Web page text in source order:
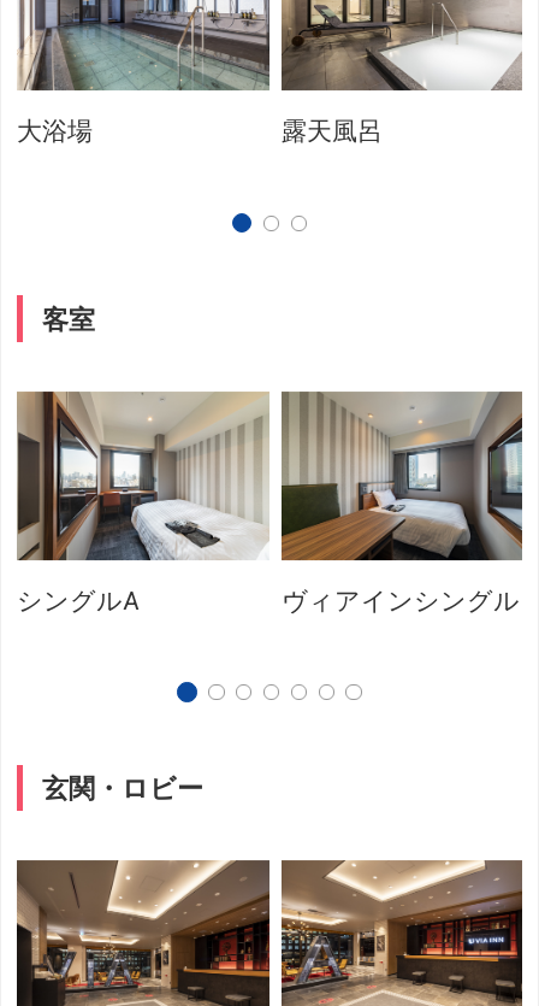
大浴場 露天風呂
客室
シングルA ヴィアインシングル
玄関・ロビー